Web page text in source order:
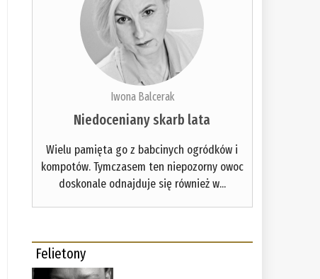
Iwona Balcerak
Niedoceniany skarb lata
Wielu pamięta go z babcinych ogródków i
kompotów. Tymczasem ten niepozorny owoc
doskonale odnajduje się również w...
Felietony